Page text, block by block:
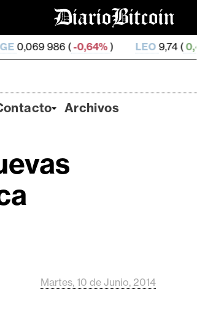
-0,64%) LEO9,74 (0,44%) ZEC
Archivos
Martes, 10 de Junio, 2014